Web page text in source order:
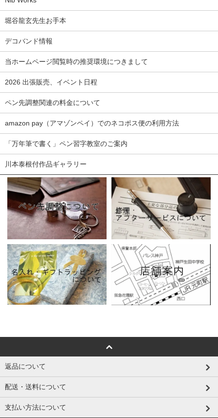
堀谷龍玄先生お手本
デコバンド情報
当ホームページ閲覧時の推奨環境につきまして
2026 出張販売、イベント日程
ペン先調整関連の料金について
amazon pay（アマゾンペイ）でのネコポス便の利用方法
「万年筆で書く」ペン習字教室のご案内
川本泰根付作品ギャラリー
返品について
配送・送料について
支払い方法について